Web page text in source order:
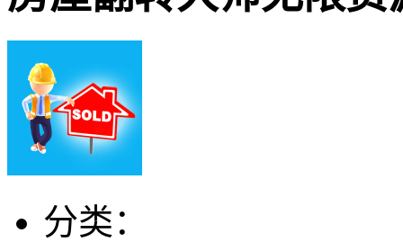
分类：